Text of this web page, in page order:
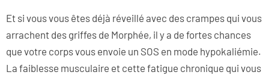
Et si vous vous êtes déjà réveillé avec des crampes qui vous
arrachent des griffes de Morphée, il y a de fortes chances
que votre corps vous envoie un SOS en mode hypokaliémie.
La faiblesse musculaire et cette fatigue chronique qui vous